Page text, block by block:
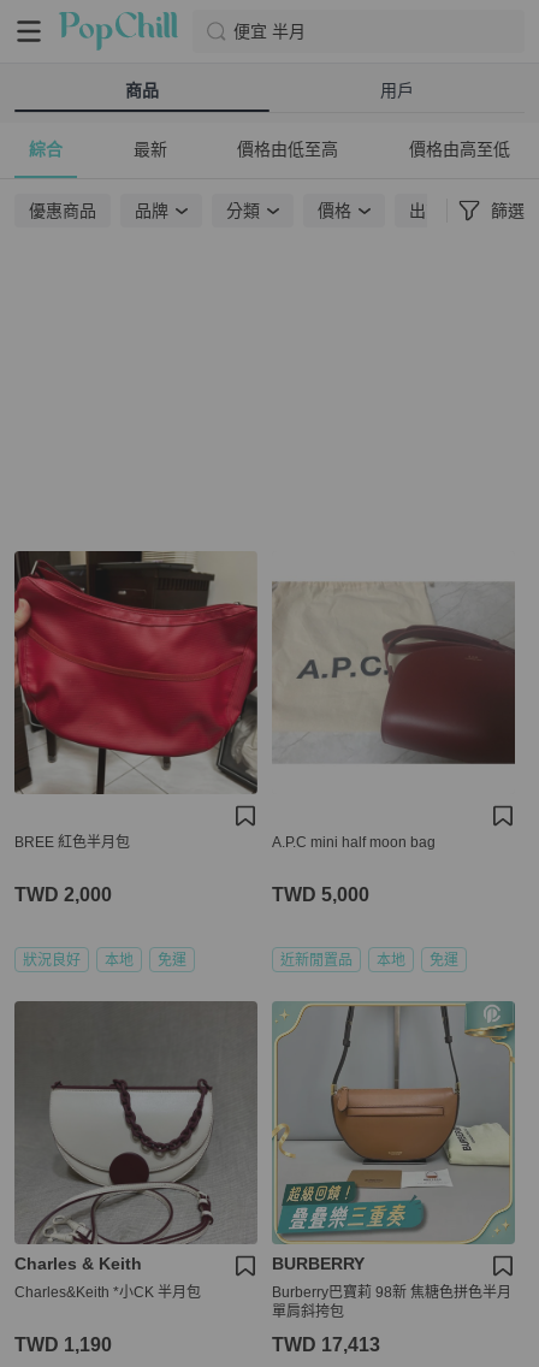
便宜 半月
商品 用戶
綜合 最新 價格由低至高 價格由高至低
優惠商品 品牌 分類 價格 出貨地點 篩選
BREE 紅色半月包
TWD 2,000
狀況良好 本地 免運
A.P.C mini half moon bag
TWD 5,000
近新閒置品 本地 免運
Charles & Keith
Charles&Keith *小CK 半月包
TWD 1,190
BURBERRY
Burberry巴寶莉 98新 焦糖色拼色半月
單肩斜挎包
TWD 17,413